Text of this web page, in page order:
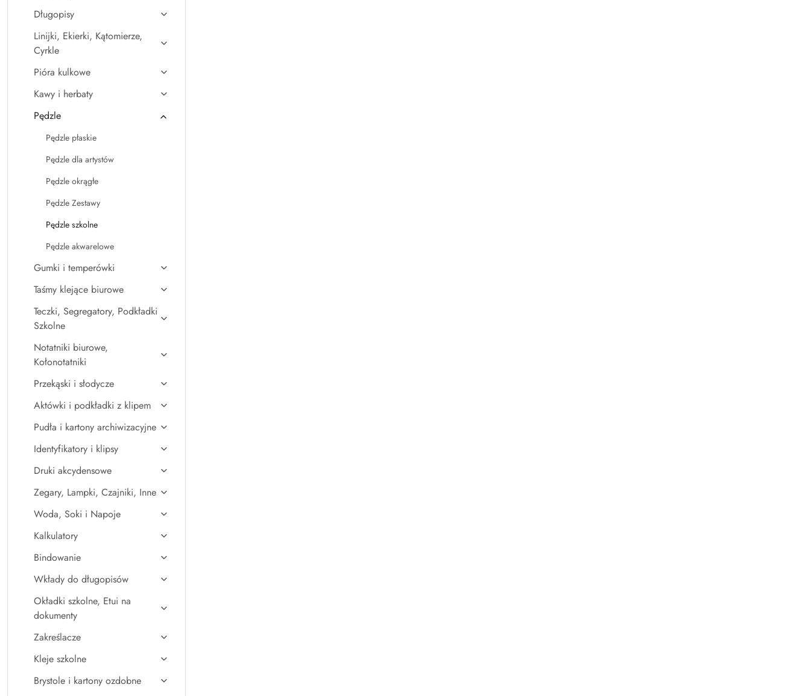
Długopisy
Linijki, Ekierki, Kątomierze,
Cyrkle
Pióra kulkowe
Kawy i herbaty
Pędzle
Pędzle płaskie
Pędzle dla artystów
Pędzle okrągłe
Pędzle Zestawy
Pędzle szkolne
Pędzle akwarelowe
Gumki i temperówki
Taśmy klejące biurowe
Teczki, Segregatory, Podkładki
Szkolne
Notatniki biurowe,
Kołonotatniki
Przekąski i słodycze
Aktówki i podkładki z klipem
Pudła i kartony archiwizacyjne
Identyfikatory i klipsy
Druki akcydensowe
Zegary, Lampki, Czajniki, Inne
Woda, Soki i Napoje
Kalkulatory
Bindowanie
Wkłady do długopisów
Okładki szkolne, Etui na
dokumenty
Zakreślacze
Kleje szkolne
Brystole i kartony ozdobne